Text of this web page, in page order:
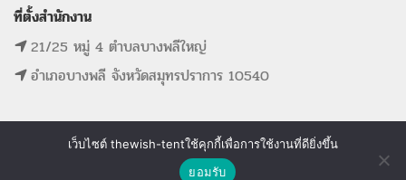
ที่ตั้งสำนักงาน
21/25 หมู่ 4 ตำบลบางพลีใหญ่
อำเภอบางพลี จังหวัดสมุทรปราการ 10540
SUPPORT LINK
เว็บไซต์ thewish-tentใช้คุกกี้เพื่อการใช้งานที่ดียิ่งขึ้น
ยอมรับ
ติดต่อเรา